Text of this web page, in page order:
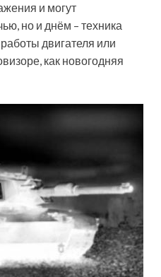
и могут
но и днём – техника
двигателя или
как новогодняя